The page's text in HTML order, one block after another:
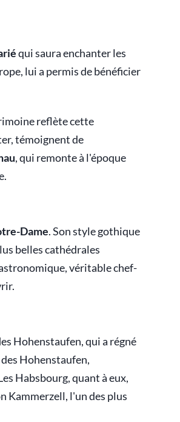
qui saura enchanter les
lui a permis de bénéficier
reflète cette
témoignent de
, qui remonte à l'époque
Dame. Son style gothique
belles cathédrales
véritable chef-
Hohenstaufen, qui a régné
Hohenstaufen,
Habsbourg, quant à eux,
Kammerzell, l'un des plus